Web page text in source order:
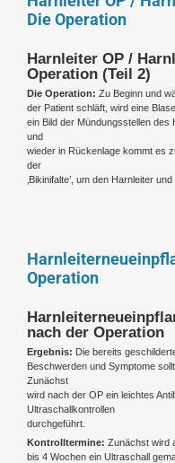
Die Operation
Harnleiter OP /
Operation (Teil 2)
Die Operation: Zu Beginn und
der Patient schläft, wird eine
ein Bild der Mündungsstellen
und
wieder in Rückenlage kommt es
der
‚Bikinifalte’, um den Harnleiter
Operation
nach der Operation
Ergebnis: Die bereits
Beschwerden und Symptome
Zunächst
wird nach der OP ein leichtes
Ultraschallkontrollen
durchgeführt.
Kontrolltermine: Zunächst wird
bis 4 Wochen ein Ultraschall